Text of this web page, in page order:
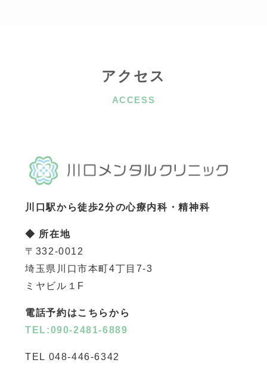
アクセス
ACCESS
川口駅から徒歩2分の心療内科・精神科
◆ 所在地
〒332-0012
埼玉県川口市本町4丁目7-3
ミヤビル１F
電話予約はこちらから
TEL:090-2481-6889
TEL 048-446-6342